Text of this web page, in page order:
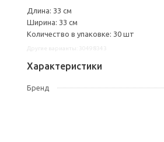
Длина: 33 см
Ширина: 33 см
Количество в упаковке: 30 шт
Характеристики
Бренд